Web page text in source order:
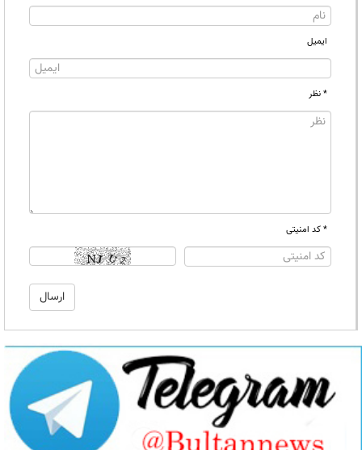
ایمیل
* نظر
* کد امنیتی